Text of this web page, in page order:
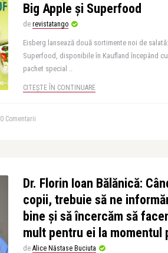
Big Apple și Superfood
de revistatango
Eisberg lansează două sortimente noi de
Superfood, disponibile în Kaufland începând
pachet special ..
CITEȘTE ÎN CONTINUARE
0 Comentarii
Dr. Florin Ioan Bălănică:
copii, trebuie să ne
bine și să încercăm să
mult pentru ei la momentul
de Alice Năstase Buciuta